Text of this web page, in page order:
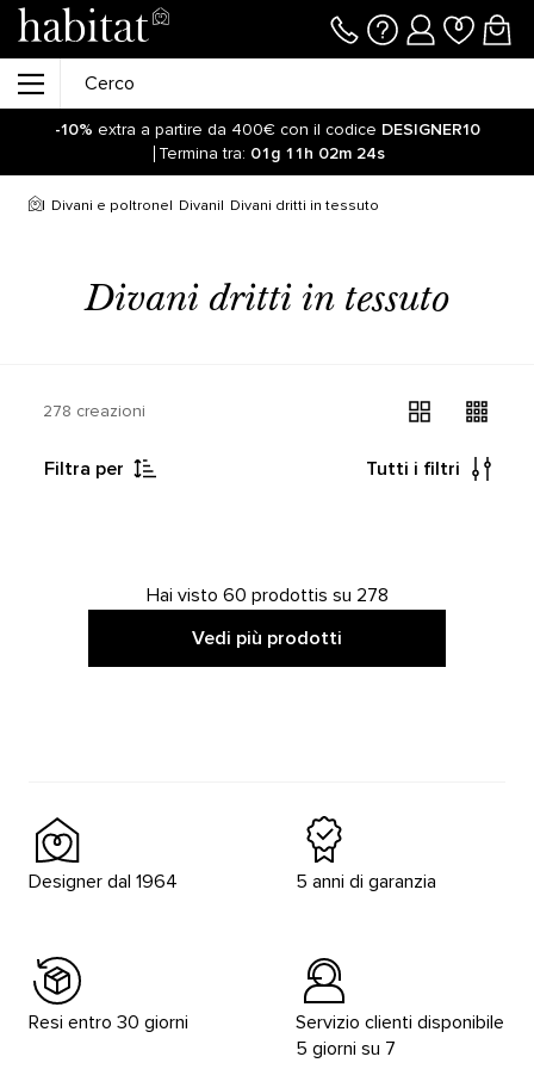
-10% extra a partire da 400€ con il codice DESIGNER10
Termina tra: 01g 11h 02m 24s
Divani e poltrone Divani Divani dritti in tessuto
Divani dritti in tessuto
278 creazioni
Filtra per Tutti i filtri
Hai visto 60 prodottis su 278
Vedi più prodotti
Designer dal 1964 5 anni di garanzia
Resi entro 30 giorni
Servizio clienti disponibile
5 giorni su 7